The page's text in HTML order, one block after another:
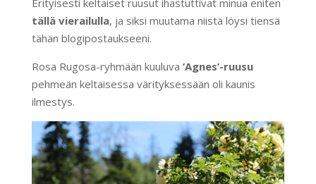
tällä vierailulla, ja siksi muutama niistä löysi tiensä
tähän blogipostaukseeni.
Rosa Rugosa-ryhmään kuuluva ’Agnes’-ruusu
pehmeän keltaisessa värityksessään oli kaunis
ilmestys.